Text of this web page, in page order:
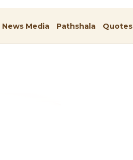
News Media Pathshala Quotes